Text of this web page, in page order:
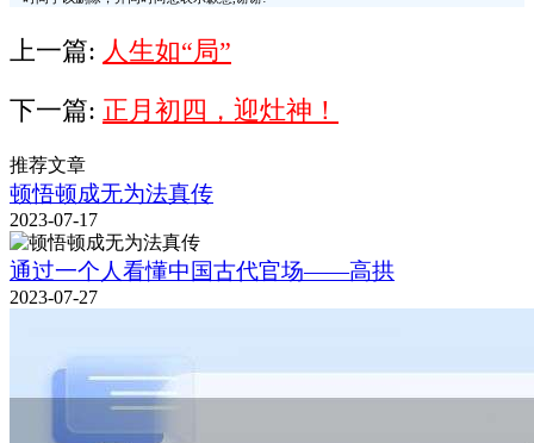
上一篇: 人生如“局”
下一篇: 正月初四，迎灶神！
推荐文章
顿悟顿成无为法真传
2023-07-17
通过一个人看懂中国古代官场——高拱
2023-07-27